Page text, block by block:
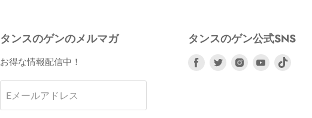
タンスのゲンのメルマガ
お得な情報配信中！
Eメールアドレス
タンスのゲン公式SNS
Facebook
Twitter InstagramYoutube